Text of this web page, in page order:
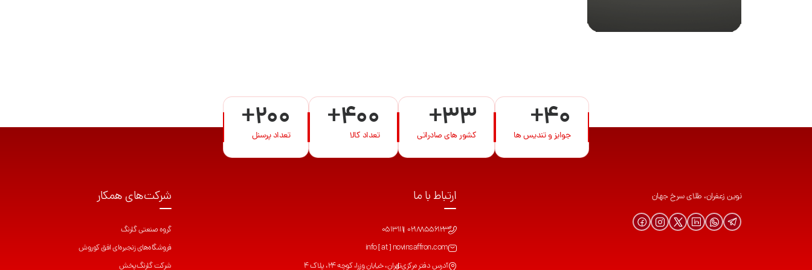
+40
جوایز و تندیس ها +33
کشور های صادراتی +400
تعداد کالا +200
تعداد پرسنل
نوین زعفران، طلای سرخ جهان ارتباط با ما
02188556123
0513111
info [ at ] novinsaffron.com
آدرس دفتر مرکزیتهران، خیابان وزرا، کوچه 24، پلاک 4
شرکت‌های همکار
گروه صنعتی گلرنگ
فروشگاه‌های زنجیره‌ای افق کوروش
شرکت گلرنگ‌پخش